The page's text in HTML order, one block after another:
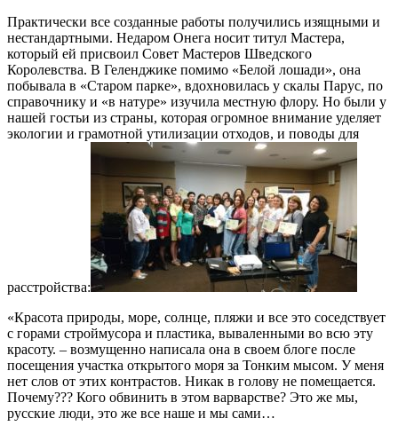
Практически все созданные работы получились изящными и
нестандартными. Недаром Онега носит титул Мастера,
который ей присвоил Совет Мастеров Шведского
Королевства. В Геленджике помимо «Белой лошади», она
побывала в «Старом парке», вдохновилась у скалы Парус, по
справочнику и «в натуре» изучила местную флору. Но были у
нашей гостьи из страны, которая огромное внимание уделяет
экологии и грамотной утилизации отходов, и поводы для
расстройства:
«Красота природы, море, солнце, пляжи и все это соседствует
с горами строймусора и пластика, вываленными во всю эту
красоту. – возмущенно написала она в своем блоге после
посещения участка открытого моря за Тонким мысом. У меня
нет слов от этих контрастов. Никак в голову не помещается.
Почему??? Кого обвинить в этом варварстве? Это же мы,
русские люди, это же все наше и мы сами…